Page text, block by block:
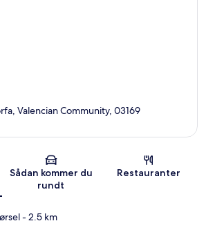
Kort
Valencian Community, 03169
Sådan kommer du
rundt
Restauranter
- 2.5 km